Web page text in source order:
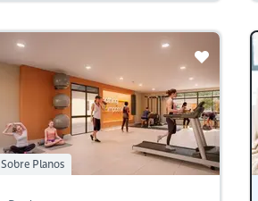
Sobre Planos